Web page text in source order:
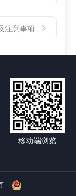
注意事项
移动端浏览